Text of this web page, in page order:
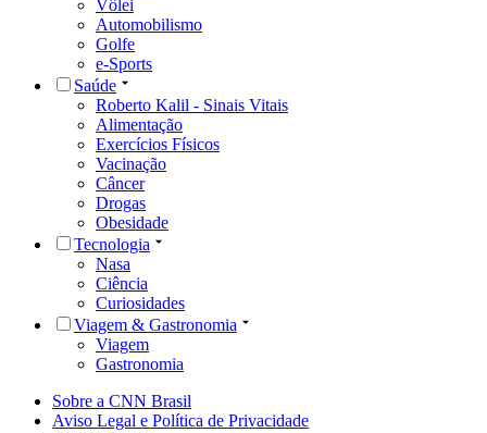
Vôlei
Automobilismo
Golfe
e-Sports
Saúde
Roberto Kalil - Sinais Vitais
Alimentação
Exercícios Físicos
Vacinação
Câncer
Drogas
Obesidade
Tecnologia
Nasa
Ciência
Curiosidades
Viagem & Gastronomia
Viagem
Gastronomia
Sobre a CNN Brasil
Aviso Legal e Política de Privacidade